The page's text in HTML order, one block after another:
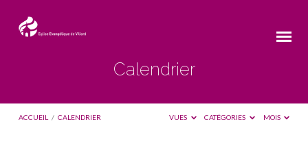
Calendrier
ACCUEIL / CALENDRIER VUES CATÉGORIES MOIS